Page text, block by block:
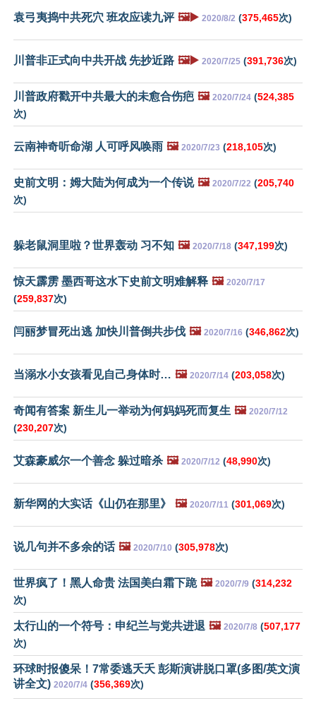
袁弓夷捣中共死穴 班农应读九评 🖼️▶️ 2020/8/2 (375,465次)
川普非正式向中共开战 先抄近路 🖼️▶️ 2020/7/25 (391,736次)
川普政府戳开中共最大的未愈合伤疤 🖼️ 2020/7/24 (524,385
次)
云南神奇听命湖 人可呼风唤雨 🖼️ 2020/7/23 (218,105次)
史前文明：姆大陆为何成为一个传说 🖼️ 2020/7/22 (205,740
次)
躲老鼠洞里啦？世界轰动 习不知 🖼️ 2020/7/18 (347,199次)
惊天霹雳 墨西哥这水下史前文明难解释 🖼️ 2020/7/17
(259,837次)
闫丽梦冒死出逃 加快川普倒共步伐 🖼️ 2020/7/16 (346,862次)
当溺水小女孩看见自己身体时… 🖼️ 2020/7/14 (203,058次)
奇闻有答案 新生儿一举动为何妈妈死而复生 🖼️ 2020/7/12
(230,207次)
艾森豪威尔一个善念 躲过暗杀 🖼️ 2020/7/12 (48,990次)
新华网的大实话《山仍在那里》 🖼️ 2020/7/11 (301,069次)
说几句并不多余的话 🖼️ 2020/7/10 (305,978次)
世界疯了！黑人命贵 法国美白霜下跪 🖼️ 2020/7/9 (314,232
次)
太行山的一个符号：申纪兰与党共进退 🖼️ 2020/7/8 (507,177
次)
环球时报傻呆！7常委逃夭夭 彭斯演讲脱口罩(多图/英文演
讲全文) 2020/7/4 (356,369次)